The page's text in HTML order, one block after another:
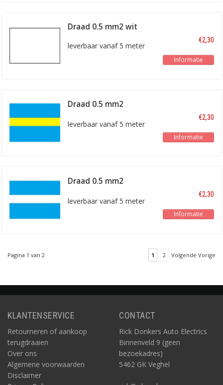
Draad 0.5 mm2 wit
leverbaar vanaf 5 meter
€2,30
Informatie
Draad 0.5 mm2
leverbaar vanaf 5 meter
€2,30
Informatie
Draad 0.5 mm2
leverbaar vanaf 5 meter
€2,30
Informatie
Pagina 1 van 2 1 2 Volgende Vorige
KLANTENSERVICE
Retourneren of aankoop
terugdraaien
Over ons
Algemene voorwaarden
Disclaimer
CONTACT
Rick Donkers Auto Electrics
Binnenveld 9 (geen
bezoekadres)
5462 GK Veghel